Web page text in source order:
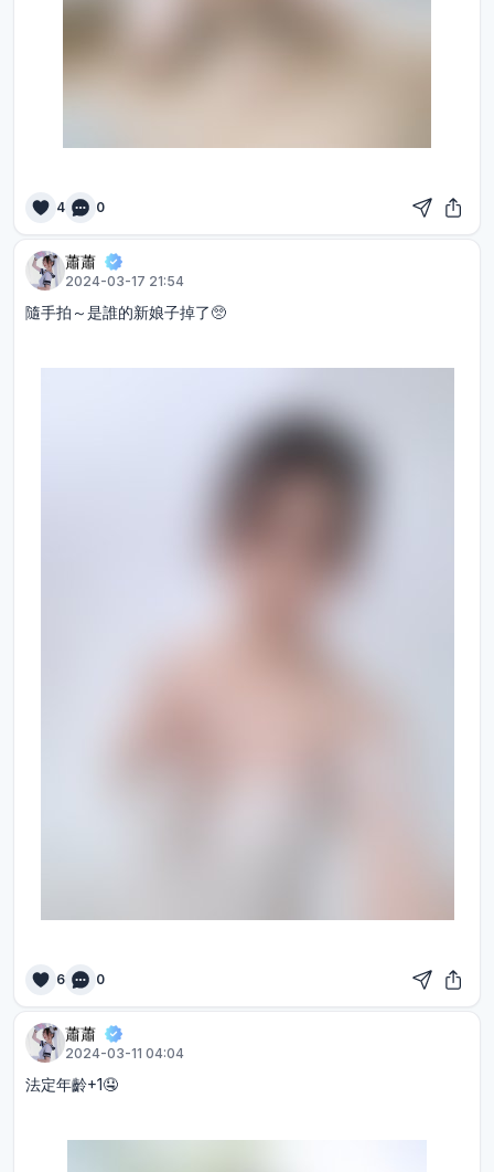
4 0
蕭蕭
2024-03-17 21:54
隨手拍～是誰的新娘子掉了🥺
6 0
蕭蕭
2024-03-11 04:04
法定年齡+1🤤